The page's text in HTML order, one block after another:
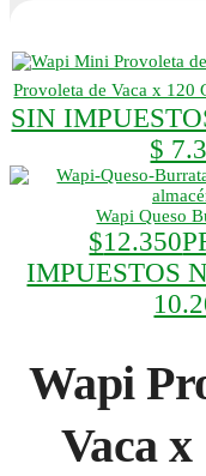
Provoleta de Vaca x 120
SIN
$
Wapi Queso
$12.350
IMPUESTOS
Wapi
Vaca